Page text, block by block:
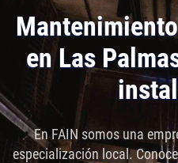
sistema
en Las
En FAIN somos una
especialización local.